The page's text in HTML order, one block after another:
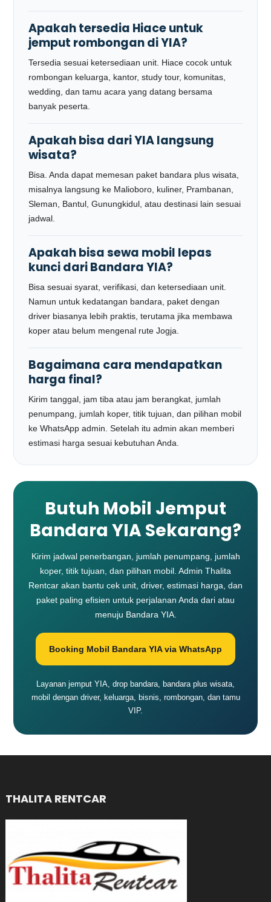
Apakah tersedia Hiace untuk
jemput rombongan di YIA?
Tersedia sesuai ketersediaan unit. Hiace cocok untuk
rombongan keluarga, kantor, study tour, komunitas,
wedding, dan tamu acara yang datang bersama
banyak peserta.
Apakah bisa dari YIA langsung
wisata?
Bisa. Anda dapat memesan paket bandara plus wisata,
misalnya langsung ke Malioboro, kuliner, Prambanan,
Sleman, Bantul, Gunungkidul, atau destinasi lain sesuai
jadwal.
Apakah bisa sewa mobil lepas
kunci dari Bandara YIA?
Bisa sesuai syarat, verifikasi, dan ketersediaan unit.
Namun untuk kedatangan bandara, paket dengan
driver biasanya lebih praktis, terutama jika membawa
koper atau belum mengenal rute Jogja.
Bagaimana cara mendapatkan
harga final?
Kirim tanggal, jam tiba atau jam berangkat, jumlah
penumpang, jumlah koper, titik tujuan, dan pilihan mobil
ke WhatsApp admin. Setelah itu admin akan memberi
estimasi harga sesuai kebutuhan Anda.
Butuh Mobil Jemput
Bandara YIA Sekarang?
Kirim jadwal penerbangan, jumlah penumpang, jumlah
koper, titik tujuan, dan pilihan mobil. Admin Thalita
Rentcar akan bantu cek unit, driver, estimasi harga, dan
paket paling efisien untuk perjalanan Anda dari atau
menuju Bandara YIA.
Booking Mobil Bandara YIA via WhatsApp
Layanan jemput YIA, drop bandara, bandara plus wisata,
mobil dengan driver, keluarga, bisnis, rombongan, dan tamu
VIP.
THALITA RENTCAR